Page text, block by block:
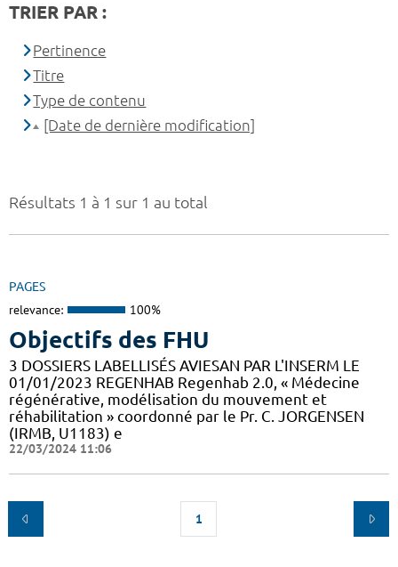
Résultats 1 à 1 sur 1 au total
PAGES
relevance: 100%
Objectifs des FHU
3 DOSSIERS LABELLISÉS AVIESAN PAR L'INSERM LE
01/01/2023 REGENHAB Regenhab 2.0, « Médecine
régénérative, modélisation du mouvement et
réhabilitation » coordonné par le Pr. C. JORGENSEN
(IRMB, U1183) e
22/03/2024 11:06
1
TRIER PAR :
Pertinence
Titre
Type de contenu
[Date de dernière modification]